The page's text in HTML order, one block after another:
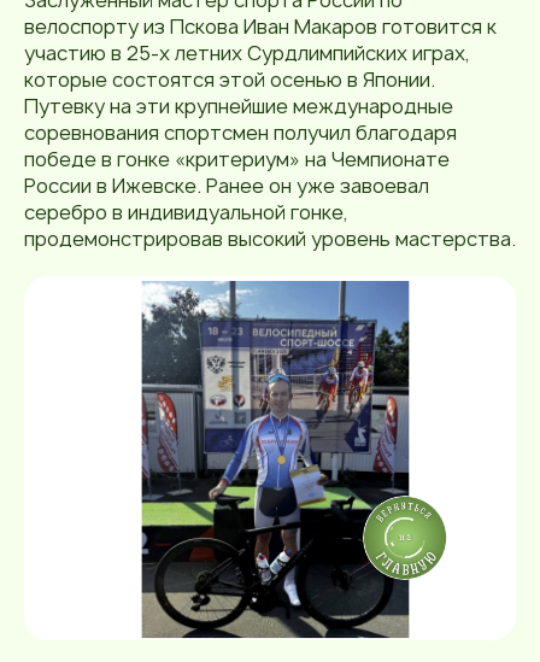
велоспорту из Пскова Иван Макаров готовится к
участию в 25-х летних Сурдлимпийских играх,
которые состоятся этой осенью в Японии.
Путевку на эти крупнейшие международные
соревнования спортсмен получил благодаря
победе в гонке «критериум» на Чемпионате
России в Ижевске. Ранее он уже завоевал
серебро в индивидуальной гонке,
продемонстрировав высокий уровень мастерства.